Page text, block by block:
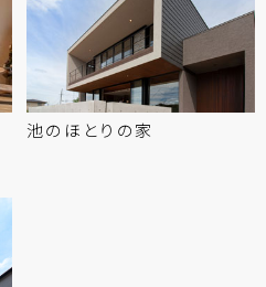
池の ほとりの家